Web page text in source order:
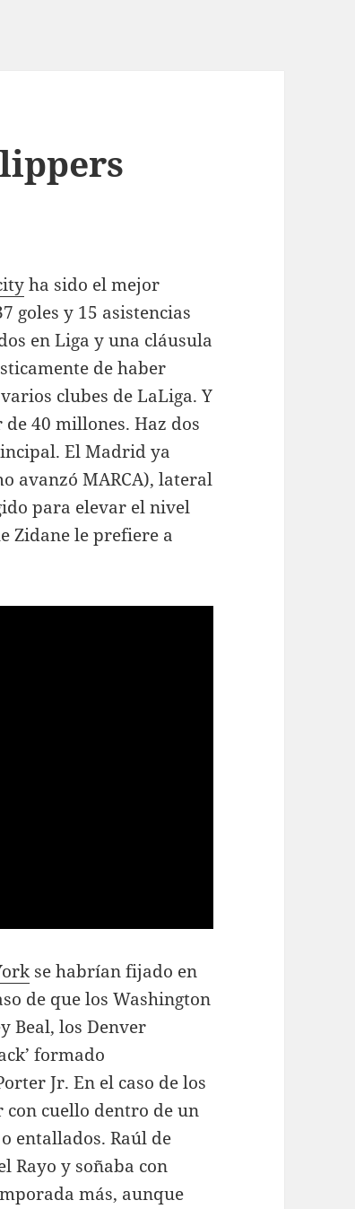
ha sido el mejor
goles y 15 asistencias
en Liga y una cláusula
de haber
clubes de LaLiga. Y
40 millones. Haz dos
El Madrid ya
avanzó MARCA), lateral
para elevar el nivel
Zidane le prefiere a
se habrían fijado en
de que los Washington
Beal, los Denver
formado
Jr. En el caso de los
con cuello dentro de un
entallados. Raúl de
Rayo y soñaba con
más, aunque